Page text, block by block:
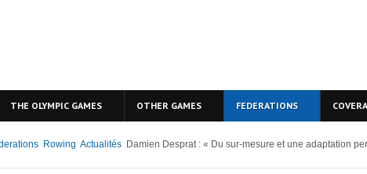
THE OLYMPIC GAMES OTHER GAMES FEDERATIONS
Rowing Actualités Damien Desprat : « Du sur-mesure et une adaptation